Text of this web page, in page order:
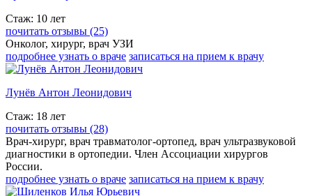
Стаж: 10 лет
почитать отзывы (25)
Онколог, хирург, врач УЗИ
подробнее узнать о враче записаться на прием к врачу
Лунёв Антон Леонидович
Стаж: 18 лет
почитать отзывы (28)
Врач-хирург, врач травматолог-ортопед, врач ультразвуковой
диагностики в ортопедии. Член Ассоциации хирургов
России.
подробнее узнать о враче записаться на прием к врачу